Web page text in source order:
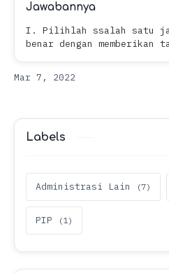
Jawabannya
I. Pilihlah ssalah satu jawaban yang
benar dengan memberikan
merupakan sal…
Labels
Administrasi Lain
PIP